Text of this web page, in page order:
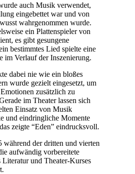
auch Musik verwendet,
eingebettet war und von
wahrgenommen wurde.
ein Plattenspieler von
es gibt gesungene
bestimmtes Lied spielte eine
im Verlauf der Inszenierung.
dabei nie wie ein bloßes
wurde gezielt eingesetzt, um
zusätzlich zu
im Theater lassen sich
Einsatz von Musik
und eindringliche Momente
zeigte “Eden” eindrucksvoll.
während der dritten und vierten
aufwändig vorbereitete
Literatur und Theater-Kurses